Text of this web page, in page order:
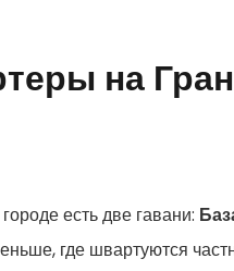
на
есть две гавани:
где швартуются